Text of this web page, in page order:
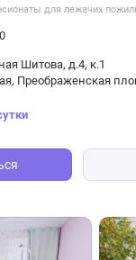
для лежачих
Шитова, д.4, к.1
Преображенская